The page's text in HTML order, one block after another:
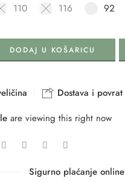
110 116 92
DODAJ U KOŠARICU
Dostava i povrat
are viewing this right now
Sigurno plaćanje online